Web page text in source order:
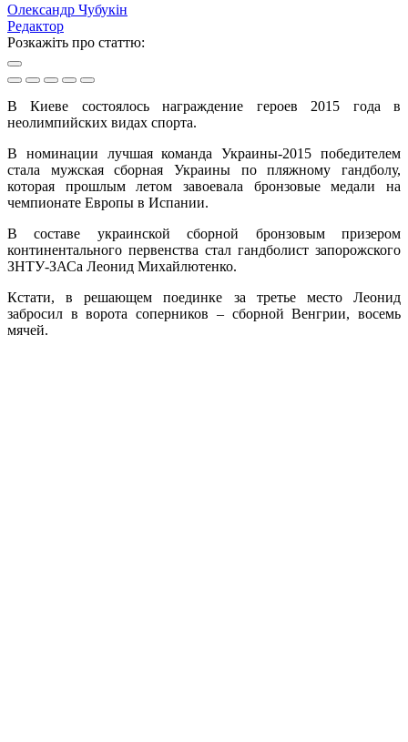
Олександр Чубукін
Редактор
Розкажіть про статтю:
В Киеве состоялось награждение героев 2015 года в
неолимпийских видах спорта.
В номинации лучшая команда Украины-2015 победителем
стала мужская сборная Украины по пляжному гандболу,
которая прошлым летом завоевала бронзовые медали на
чемпионате Европы в Испании.
В составе украинской сборной бронзовым призером
континентального первенства стал гандболист запорожского
ЗНТУ-ЗАСа Леонид Михайлютенко.
Кстати, в решающем поединке за третье место Леонид
забросил в ворота соперников – сборной Венгрии, восемь
мячей.